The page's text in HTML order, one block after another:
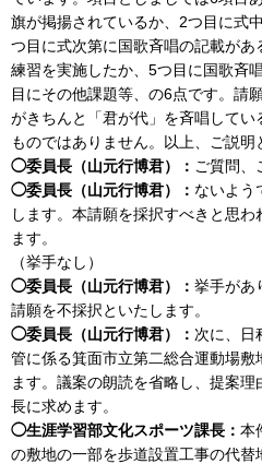
旗が掲揚されているか、2つ目に式
つ目に式次第に国歌斉唱の記載が
練習を実施したか、5つ目に国歌斉
目にその他課題等、の6点です。請
がきちんと「君が代」を斉唱して
ものではありません。以上、ご説明
◯委員長（山元行博君）： ご質問、
◯委員長（山元行博君）： ないよう
します。本請願を採択すべきと思
ます。
（挙手なし）
◯委員長（山元行博君）： 挙手があ
請願を不採択といたします。
◯委員長（山元行博君）： 次に、日
管に係る箕面市立第二総合運動場
ます。議案の朗読を省略し、提案
長に求めます。
◯生涯学習部文化スポーツ課長： 本
の敷地の一部を歩道設置工事の代